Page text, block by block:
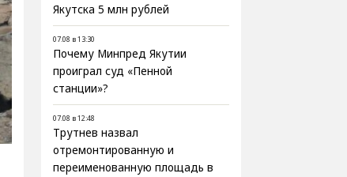
Якутска 5 млн рублей
07.08 в 13:30
Почему Минпред Якутии
проиграл суд «Пенной
станции»?
07.08 в 12:48
Трутнев назвал
отремонтированную и
переименованную площадь в